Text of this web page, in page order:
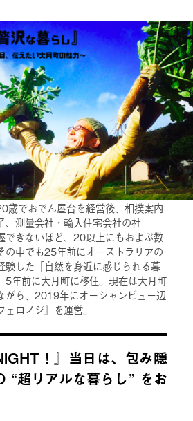
歳でおでん屋台を経営後、相撲案内
、測量会社・輸入住宅会社の社
できないほど、20以上にもおよぶ数
の中でも25年前にオーストラリアの
験した「自然を身近に感じられる暮
5年前に大月町に移住。現在は大月町
がら、2019年にオーシャンビュー辺
ロノジ』を運営。
！』当日は、包み隠
“超リアルな暮らし” をお